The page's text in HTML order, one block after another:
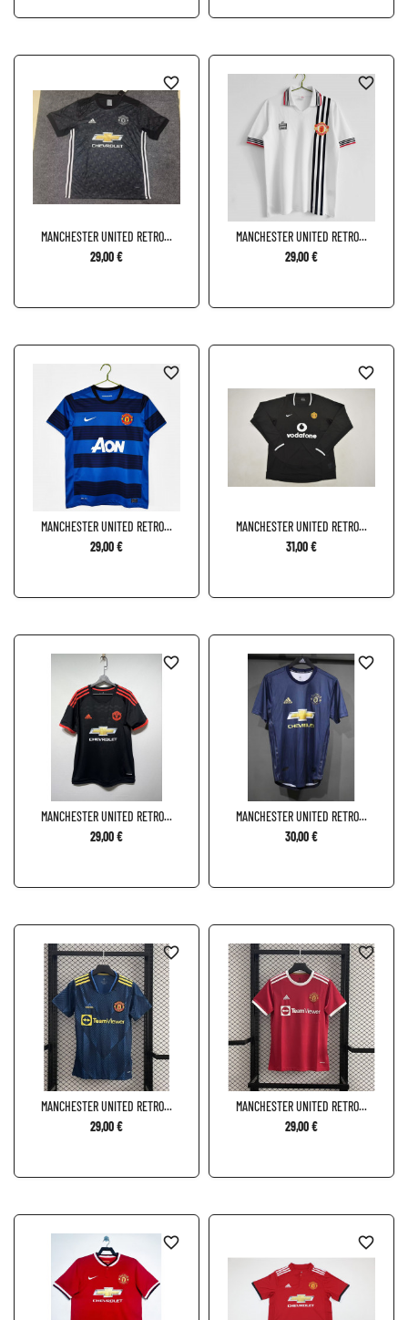
MANCHESTER UNITED RETRO...
29,00 €
favorite_border
MANCHESTER UNITED RETRO...
29,00 €
favorite_border
MANCHESTER UNITED RETRO...
29,00 €
favorite_border
MANCHESTER UNITED RETRO...
31,00 €
favorite_border
MANCHESTER UNITED RETRO...
29,00 €
favorite_border
MANCHESTER UNITED RETRO...
30,00 €
favorite_border
MANCHESTER UNITED RETRO...
29,00 €
favorite_border
MANCHESTER UNITED RETRO...
29,00 €
favorite_border
favorite_border favorite_border